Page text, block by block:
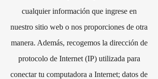
cualquier información que ingrese en
nuestro sitio web o nos proporciones de otra
manera. Además, recogemos la dirección de
protocolo de Internet (IP) utilizada para
conectar tu computadora a Internet; datos de